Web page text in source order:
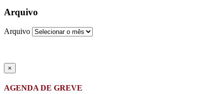
Arquivo
Arquivo
×
AGENDA DE GREVE